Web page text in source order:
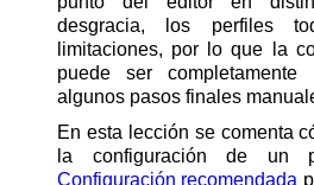
desgracia, los perfiles
limitaciones, por lo que la
puede ser completamente
algunos pasos finales
En esta lección se comenta
la configuración de un
Configuración recomendada